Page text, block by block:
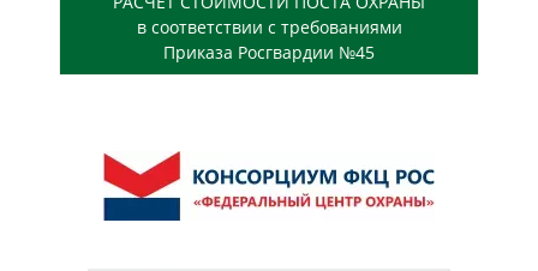
в соответствии с требованиями
Приказа Росгвардии №45